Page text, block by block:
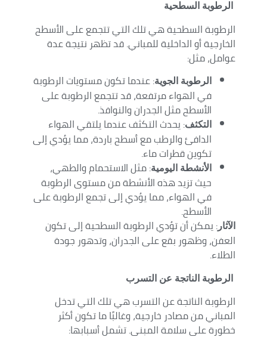
الرطوبة السطحية
الرطوبة السطحية هي تلك التي تتجمع على الأسطح
الخارجية أو الداخلية للمباني. قد تظهر نتيجة عدة
عوامل، مثل:
الرطوبة الجوية: عندما تكون مستويات الرطوبة
في الهواء مرتفعة، قد تتجمع الرطوبة على
الأسطح مثل الجدران والنوافذ.
التكثف: يحدث التكثف عندما يلتقي الهواء
الدافئ والرطب مع أسطح باردة، مما يؤدي إلى
تكوين قطرات ماء.
الأنشطة اليومية: مثل الاستحمام والطهي،
حيث تزيد هذه الأنشطة من مستوى الرطوبة
في الهواء، مما يؤدي إلى تجمع الرطوبة على
الأسطح.
الآثار : يمكن أن تؤدي الرطوبة السطحية إلى تكون
العفن، وظهور بقع على الجدران، وتدهور جودة
الطلاء.
الرطوبة الناتجة عن التسرب
الرطوبة الناتجة عن التسرب هي تلك التي تدخل
المباني من مصادر خارجية، وغالبًا ما تكون أكثر
خطورة على سلامة المبنى. تشمل أسبابها: